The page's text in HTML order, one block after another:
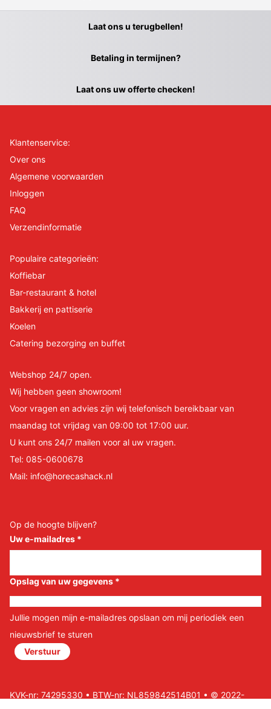
Laat ons u terugbellen!
Betaling in termijnen?
Laat ons uw offerte checken!
Klantenservice:
Over ons
Algemene voorwaarden
Inloggen
FAQ
Verzendinformatie
Populaire categorieën:
Koffiebar
Bar-restaurant & hotel
Bakkerij en pattiserie
Koelen
Catering bezorging en buffet
Webshop 24/7 open.
Wij hebben geen showroom!
Voor vragen en advies zijn wij telefonisch bereikbaar van
maandag tot vrijdag van 09:00 tot 17:00 uur.
U kunt ons 24/7 mailen voor al uw vragen.
Tel: 085-0600678
Mail: info@horecashack.nl
Op de hoogte blijven?
Uw e-mailadres *
Opslag van uw gegevens *
Jullie mogen mijn e-mailadres opslaan om mij periodiek een
nieuwsbrief te sturen
Verstuur
KVK-nr: 74295330 • BTW-nr: NL859842514B01 • © 2022-